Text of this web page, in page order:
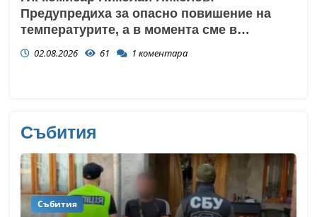
Предупредиха за опасно повишение на
температурите, а в момента сме в
сърцевината на най-опасното време
02.08.2026 61 1 коментара
Събития
Събития